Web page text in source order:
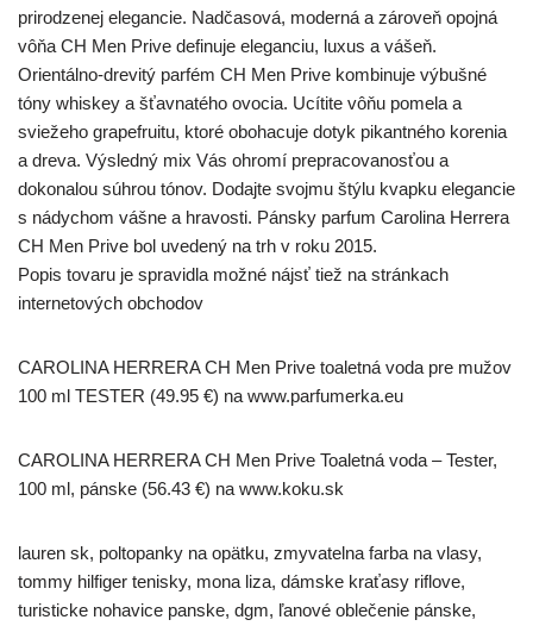
prirodzenej elegancie. Nadčasová, moderná a zároveň opojná
vôňa CH Men Prive definuje eleganciu, luxus a vášeň.
Orientálno-drevitý parfém CH Men Prive kombinuje výbušné
tóny whiskey a šťavnatého ovocia. Ucítite vôňu pomela a
sviežeho grapefruitu, ktoré obohacuje dotyk pikantného korenia
a dreva. Výsledný mix Vás ohromí prepracovanosťou a
dokonalou súhrou tónov. Dodajte svojmu štýlu kvapku elegancie
s nádychom vášne a hravosti. Pánsky parfum Carolina Herrera
CH Men Prive bol uvedený na trh v roku 2015.
Popis tovaru je spravidla možné nájsť tiež na stránkach
internetových obchodov
CAROLINA HERRERA CH Men Prive toaletná voda pre mužov
100 ml TESTER (49.95 €) na www.parfumerka.eu
CAROLINA HERRERA CH Men Prive Toaletná voda – Tester,
100 ml, pánske (56.43 €) na www.koku.sk
lauren sk, poltopanky na opätku, zmyvatelna farba na vlasy,
tommy hilfiger tenisky, mona liza, dámske kraťasy riflove,
turisticke nohavice panske, dgm, ľanové oblečenie pánske,